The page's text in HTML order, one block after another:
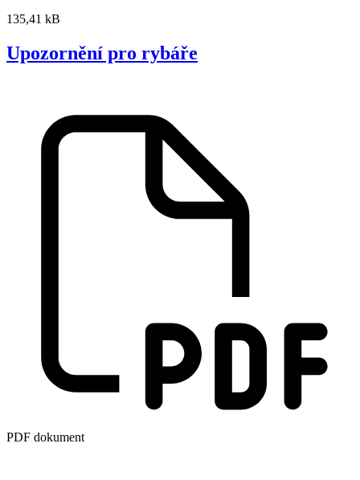
135,41 kB
Upozornění pro rybáře
PDF dokument